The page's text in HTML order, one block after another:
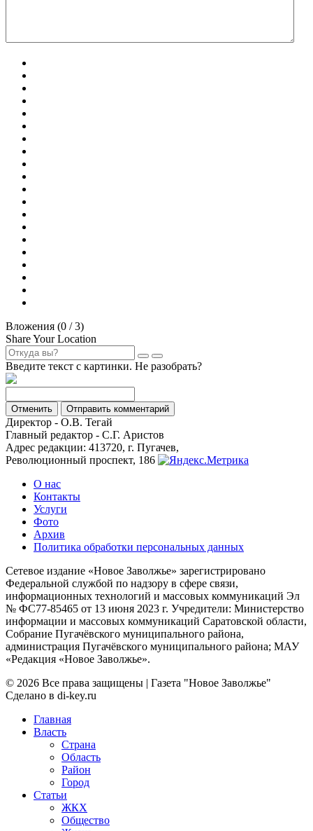
Вложения (0 / 3)
Share Your Location
Введите текст с картинки. Не разобрать?
Отменить Отправить комментарий
Директор - О.В. Тегай
Главный редактор - С.Г. Аристов
Адрес редакции: 413720, г. Пугачев,
Революционный проспект, 186
О нас
Контакты
Услуги
Фото
Архив
Политика обработки персональных данных
Сетевое издание «Новое Заволжье» зарегистрировано
Федеральной службой по надзору в сфере связи,
информационных технологий и массовых коммуникаций Эл
№ ФС77-85465 от 13 июня 2023 г. Учредители: Министерство
информации и массовых коммуникаций Саратовской области,
Собрание Пугачёвского муниципального района,
администрация Пугачёвского муниципального района; МАУ
«Редакция «Новое Заволжье».
© 2026 Все права защищены | Газета "Новое Заволжье"
Сделано в di-key.ru
Главная
Власть
Страна
Область
Район
Город
Статьи
ЖКХ
Общество